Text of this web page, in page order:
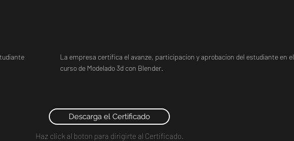
La empresa certifica el avanze, participacion y aprobacion del estudiante en el
curso de Modelado 3d con Blender.
Descarga el Certificado
Haz click al boton para dirigirte al Certificado.